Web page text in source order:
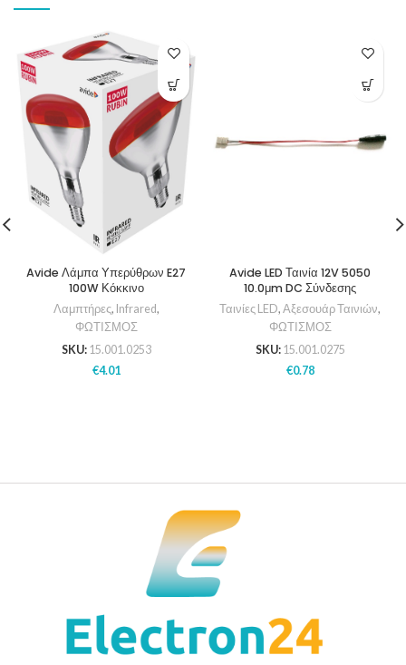
Avide Λάμπα Υπερύθρων E27
100W Κόκκινο
Λαμπτήρες, Infrared,
ΦΩΤΙΣΜΟΣ
SKU: 15.001.0253
€4.01
Avide LED Ταινία 12V 5050
10.0μm DC Σύνδεσης
Ταινίες LED, Αξεσουάρ Ταινιών,
ΦΩΤΙΣΜΟΣ
SKU: 15.001.0275
€0.78